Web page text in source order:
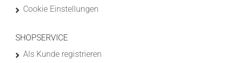
Cookie Einstellungen
SHOPSERVICE
Als Kunde registrieren